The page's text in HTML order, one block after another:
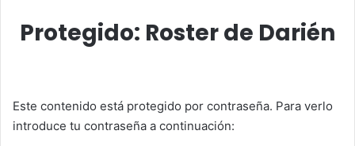
Protegido: Roster de Darién
Este contenido está protegido por contraseña. Para verlo
introduce tu contraseña a continuación: